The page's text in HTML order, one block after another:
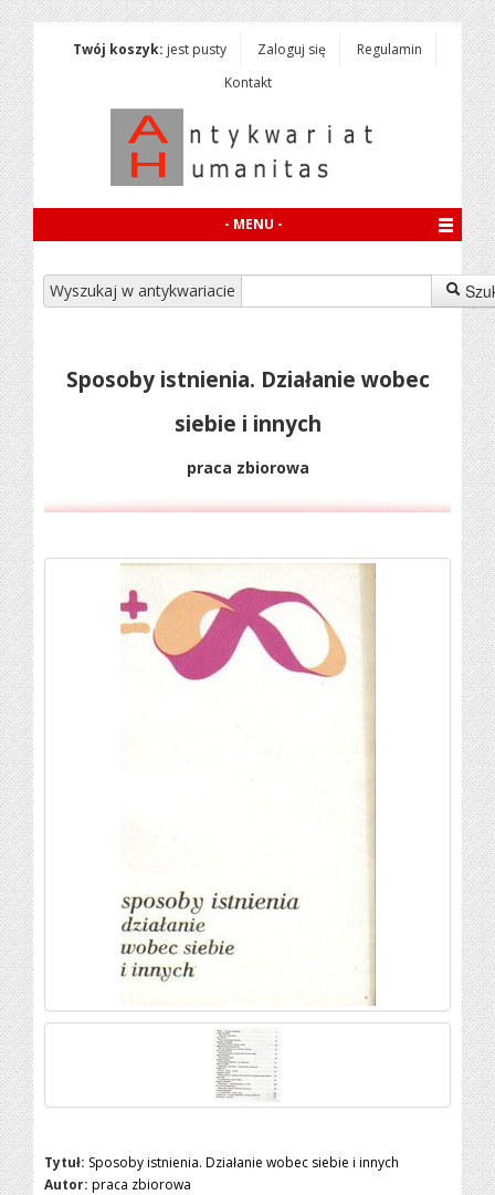
Twój koszyk: jest pusty Zaloguj się
Regulamin
Kontakt
- MENU -
Wyszukaj w antykwariacie
Sposoby istnienia. Działanie wobec
siebie i innych
praca zbiorowa
Tytuł: Sposoby istnienia. Działanie wobec siebie i innych
Autor: praca zbiorowa